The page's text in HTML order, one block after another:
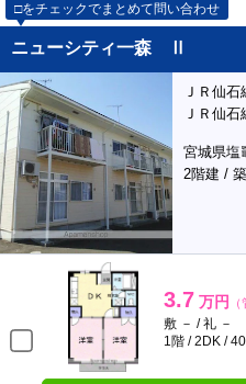
□をチェックでまとめて問い合わせ
ニューシティ一森 Ⅱ
ＪＲ仙
ＪＲ仙
宮城県塩
2階建 /
3.7 万円
敷 － / 礼 －
1階 / 2DK /